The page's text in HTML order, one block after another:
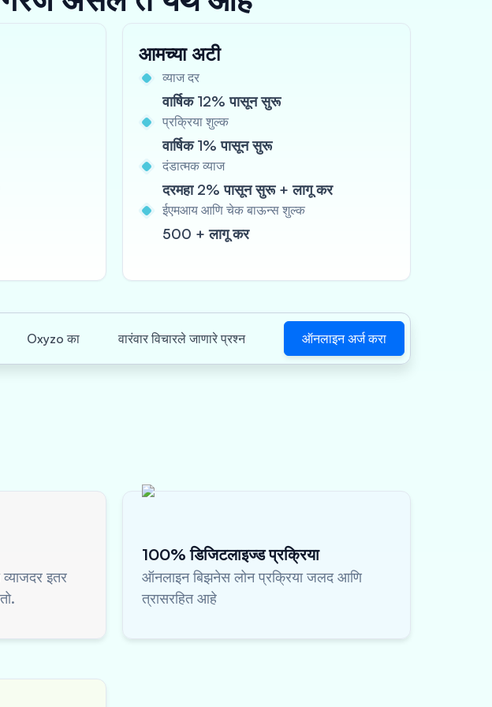
आमच्या अटी
व्याज दर
वार्षिक 12% पासून सुरू
प्रक्रिया शुल्क
वार्षिक 1% पासून सुरू
दंडात्मक व्याज
दरमहा 2% पासून सुरू + लागू कर
ईएमआय आणि चेक बाऊन्स शुल्क
500 + लागू कर
Oxyzo का वारंवार विचारले जाणारे प्रश्न ऑनलाइन अर्ज करा
इतर
100% डिजिटलाइज्ड प्रक्रिया
ऑनलाइन बिझनेस लोन प्रक्रिया जलद आणि
त्रासरहित आहे